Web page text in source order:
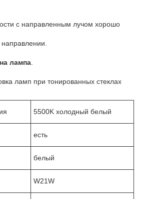
с направленным лучом хорошо
лампа
ламп при тонированных стеклах
5500K холодный белый
есть
белый
W21W